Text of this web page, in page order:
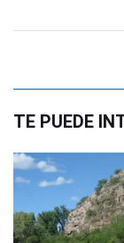
TE PUEDE